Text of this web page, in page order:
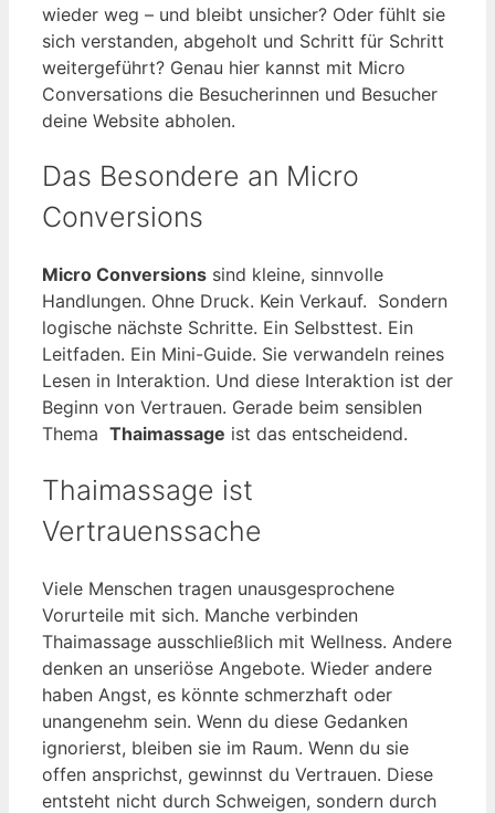
wieder weg – und bleibt unsicher? Oder fühlt sie
sich verstanden, abgeholt und Schritt für Schritt
weitergeführt? Genau hier kannst mit Micro
Conversations die Besucherinnen und Besucher
deine Website abholen.
Das Besondere an Micro
Conversions
Micro Conversions sind kleine, sinnvolle
Handlungen. Ohne Druck. Kein Verkauf. Sondern
logische nächste Schritte. Ein Selbsttest. Ein
Leitfaden. Ein Mini-Guide. Sie verwandeln reines
Lesen in Interaktion. Und diese Interaktion ist der
Beginn von Vertrauen. Gerade beim sensiblen
Thema Thaimassage ist das entscheidend.
Thaimassage ist
Vertrauenssache
Viele Menschen tragen unausgesprochene
Vorurteile mit sich. Manche verbinden
Thaimassage ausschließlich mit Wellness. Andere
denken an unseriöse Angebote. Wieder andere
haben Angst, es könnte schmerzhaft oder
unangenehm sein. Wenn du diese Gedanken
ignorierst, bleiben sie im Raum. Wenn du sie
offen ansprichst, gewinnst du Vertrauen. Diese
entsteht nicht durch Schweigen, sondern durch